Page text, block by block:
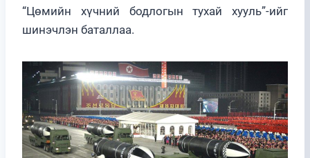
“Цөмийн хүчний бодлогын тухай хууль”-ийг
шинэчлэн баталлаа.